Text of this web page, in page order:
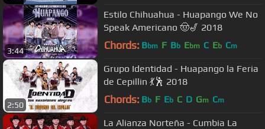
3:44
Estilo Chihuahua - Huapango We No
Speak Americano 🤠🎷 2018
Chords: Bbm F Bb Ebm C Eb Cm
2:50
Grupo Identidad - Huapango la Feria
de Cepillin 💃🕺 2018
Chords: Bb F Eb C D Gm Cm
La Alianza Norteña - Cumbia La